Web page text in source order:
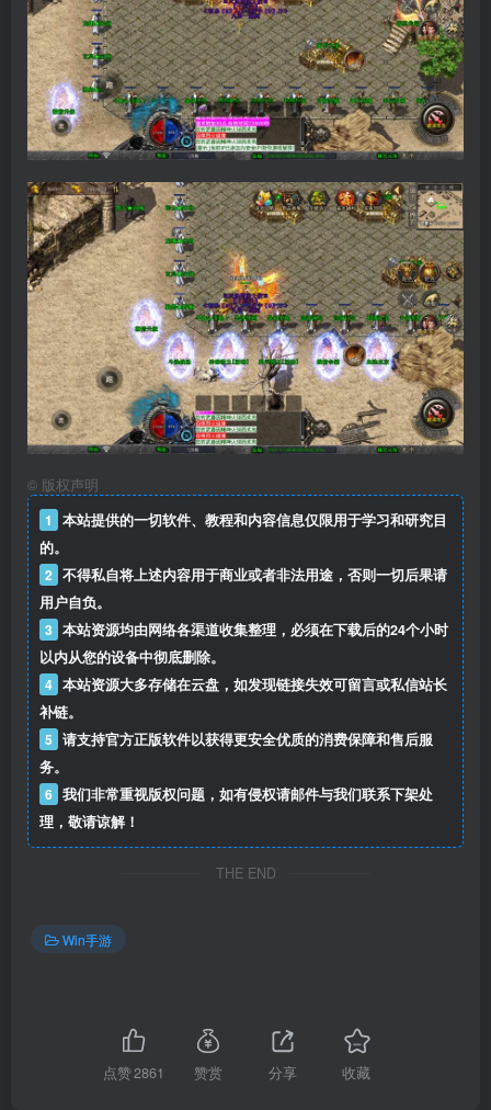
© 版权声明
1
本站提供的一切软件、教程和内容信息仅限用于学习和研究目
的。
2 不得私自将上述内容用于商业或者非法用途，否则一切后果请
用户自负。
3 本站资源均由网络各渠道收集整理，必须在下载后的24个小时
以内从您的设备中彻底删除。
4 本站资源大多存储在云盘，如发现链接失效可留言或私信站长
补链。
5 请支持官方正版软件以获得更安全优质的消费保障和售后服
务。
6 我们非常重视版权问题，如有侵权请邮件与我们联系下架处
理，敬请谅解！
THE END
Win手游
点赞2861 赞赏 分享 收藏